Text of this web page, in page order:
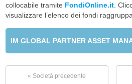
collocabile tramite FondiOnline.it.
visualizzare l’elenco dei fondi
IM GLOBAL PARTNER ASSET
« Società precedente